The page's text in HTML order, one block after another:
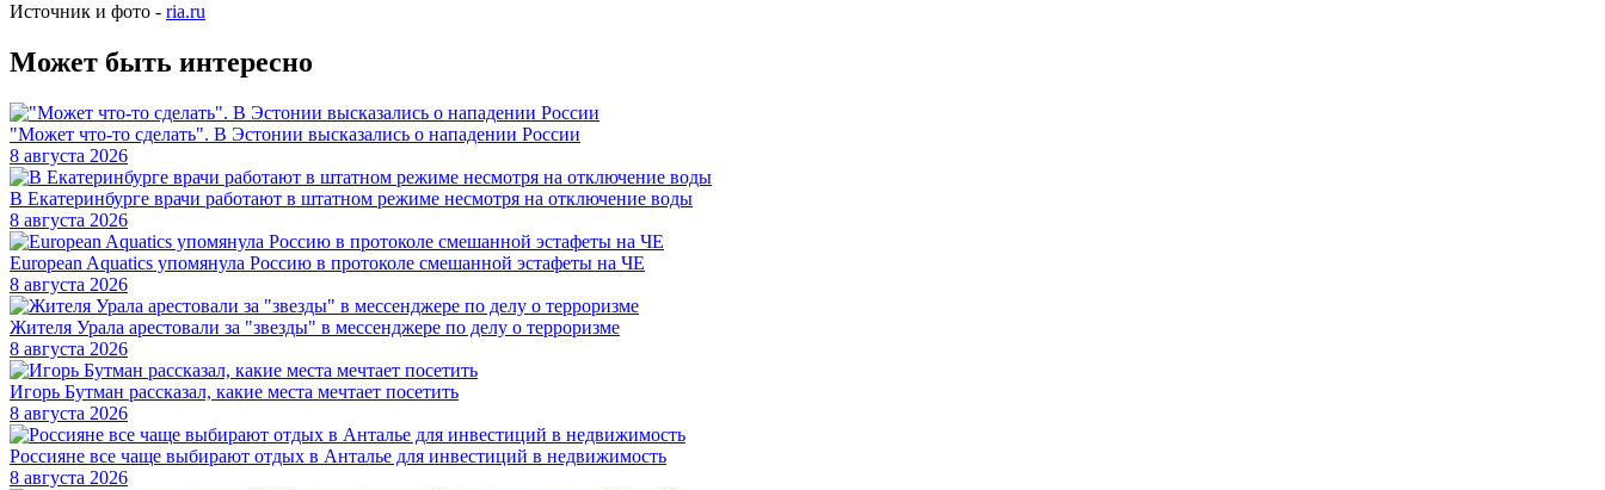
Источник и фото - ria.ru
Может быть интересно
"Может что-то сделать". В Эстонии высказались о нападении России
8 августа 2026
В Екатеринбурге врачи работают в штатном режиме несмотря на отключение воды
8 августа 2026
European Aquatics упомянула Россию в протоколе смешанной эстафеты на ЧЕ
8 августа 2026
Жителя Урала арестовали за "звезды" в мессенджере по делу о терроризме
8 августа 2026
Игорь Бутман рассказал, какие места мечтает посетить
8 августа 2026
Россияне все чаще выбирают отдых в Анталье для инвестиций в недвижимость
8 августа 2026